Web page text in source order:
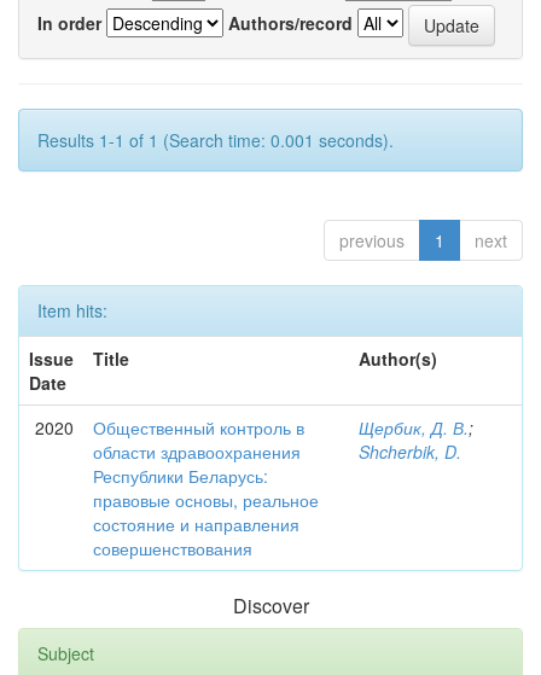
In order
Authors/record
Results 1-1 of 1 (Search time: 0.001 seconds).
previous 1 next
Item hits:
Issue
Date
Title Author(s)
2020
Общественный контроль в
области здравоохранения
Республики Беларусь:
правовые основы, реальное
состояние и направления
совершенствования
Щербик, Д. В.;
Shcherbik, D.
Discover
Subject